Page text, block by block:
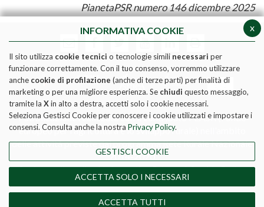
PianetaPSR numero 146 dicembre 2025
Pubblicazione realizzata con il contributo FEASR (Fondo
europeo per l'agricoltura e lo sviluppo rurale) nell'ambito
delle attività previste dal programma Rete Rurale Nazionale
2014-2020
Social media policy|Informativa Privacy|Cookie Policy
DIRETTORE RESPONSABILE - MATTEO TAGLIAPIETRA
REGISTRAZIONE TRIBUNALE DI ROMA N. 190/2011 del
x
INFORMATIVA COOKIE
Il sito utilizza cookie tecnici o tecnologie simili necessari per
funzionare correttamente. Con il tuo consenso, vorremmo utilizzare
anche cookie di profilazione (anche di terze parti) per finalità di
marketing o per una migliore esperienza. Se chiudi questo messaggio,
tramite la Xin alto a destra, accetti solo i cookie necessari.
Seleziona Gestisci Cookie per conoscere i cookie utilizzati e impostare i
consensi. Consulta anche la nostra Privacy Policy.
GESTISCI COOKIE
ACCETTA SOLO I NECESSARI
ACCETTA TUTTI